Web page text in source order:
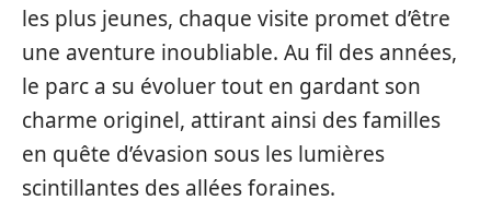
les plus jeunes, chaque visite promet d’être
une aventure inoubliable. Au fil des années,
le parc a su évoluer tout en gardant son
charme originel, attirant ainsi des familles
en quête d’évasion sous les lumières
scintillantes des allées foraines.